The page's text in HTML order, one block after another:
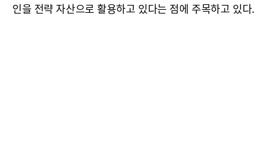
인을 전략 자산으로 활용하고 있다는 점에 주목하고 있다.